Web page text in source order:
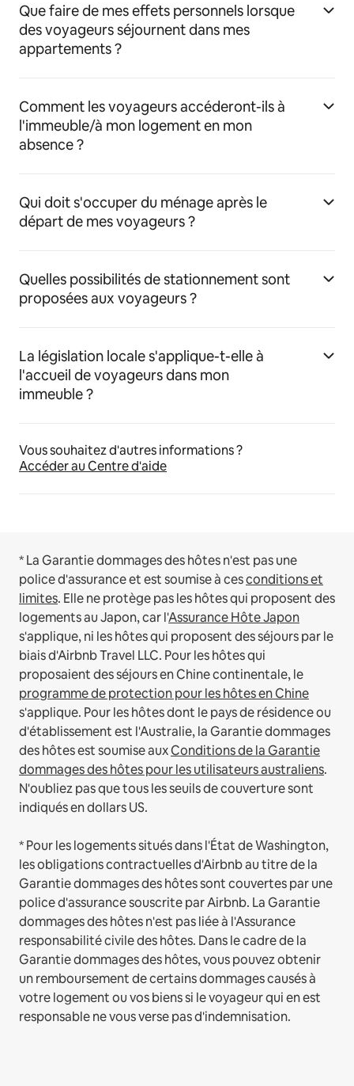
Que faire de mes effets personnels lorsque
des voyageurs séjournent dans mes
appartements ?
Comment les voyageurs accéderont-ils à
l'immeuble/à mon logement en mon
absence ?
Qui doit s'occuper du ménage après le
départ de mes voyageurs ?
Quelles possibilités de stationnement sont
proposées aux voyageurs ?
La législation locale s'applique-t-elle à
l'accueil de voyageurs dans mon
immeuble ?
Vous souhaitez d'autres informations ?
Accéder au Centre d'aide
* La Garantie dommages des hôtes n'est pas une
police d'assurance et est soumise à cesconditions et
limites. Elle ne protège pas les hôtes qui proposent des
logements au Japon, car l'Assurance Hôte Japon
s'applique, ni les hôtes qui proposent des séjours par le
biais d'Airbnb Travel LLC. Pour les hôtes qui
proposaient des séjours en Chine continentale, le
programme de protection pour les hôtes en Chine
s'applique. Pour les hôtes dont le pays de résidence ou
d'établissement est l'Australie, la Garantie dommages
des hôtes est soumise auxConditions de la Garantie
dommages des hôtes pour les utilisateurs australiens.
N'oubliez pas que tous les seuils de couverture sont
indiqués en dollars US.
* Pour les logements situés dans l'État de Washington,
les obligations contractuelles d'Airbnb au titre de la
Garantie dommages des hôtes sont couvertes par une
police d'assurance souscrite par Airbnb. La Garantie
dommages des hôtes n'est pas liée à l'Assurance
responsabilité civile des hôtes. Dans le cadre de la
Garantie dommages des hôtes, vous pouvez obtenir
un remboursement de certains dommages causés à
votre logement ou vos biens si le voyageur qui en est
responsable ne vous verse pas d'indemnisation.